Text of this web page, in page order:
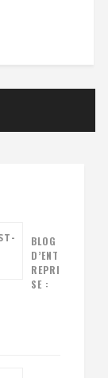
BLOG
D’ENT
REPRI
SE :